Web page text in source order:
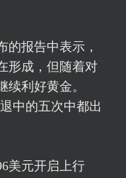
的报告中表示，
形成，但随着对
利好黄金。
中的五次中都出
美元开启上行